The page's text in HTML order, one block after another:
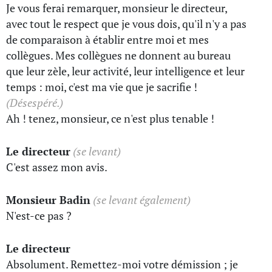
Je vous ferai remarquer, monsieur le directeur,
avec tout le respect que je vous dois, qu'il n'y a pas
de comparaison à établir entre moi et mes
collègues. Mes collègues ne donnent au bureau
que leur zèle, leur activité, leur intelligence et leur
temps : moi, c'est ma vie que je sacrifie !
(Désespéré.)
Ah ! tenez, monsieur, ce n'est plus tenable !
Le directeur (se levant)
C'est assez mon avis.
Monsieur Badin (se levant également)
N'est-ce pas ?
Le directeur
Absolument. Remettez-moi votre démission ; je